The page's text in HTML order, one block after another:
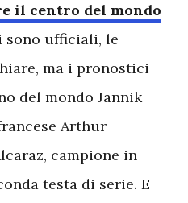
il centro del mondo
sono ufficiali, le
ma i pronostici
del mondo Jannik
Arthur
campione in
testa di serie. E